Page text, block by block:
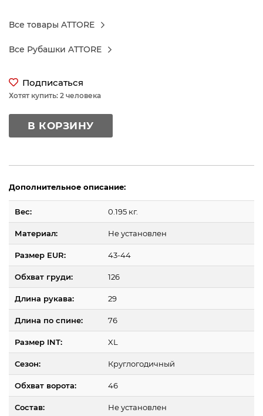
Все товары ATTORE
Все Рубашки ATTORE
Подписаться
Хотят купить: 2 человека
В КОРЗИНУ
Дополнительное описание:
Вес: 0.195 кг.
Материал: Не установлен
Размер EUR: 43-44
Обхват груди: 126
Длина рукава: 29
Длина по спине: 76
Размер INT: XL
Сезон: Круглогодичный
Обхват ворота: 46
Состав: Не установлен